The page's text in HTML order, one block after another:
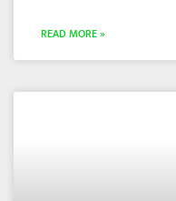
READ MORE »